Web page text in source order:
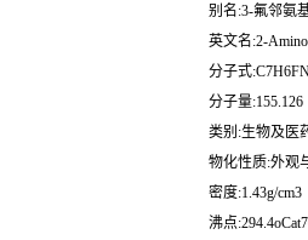
别名:3-氟邻氨
英文名:2-
分子式
分子量:155.126
类别:生物及医
物化性质:外观
密度:1.43g/cm3
沸点